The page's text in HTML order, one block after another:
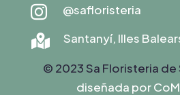
 @safloristeria

Santanyí, Illes
© 2023 Sa Floristeria
diseñada por C